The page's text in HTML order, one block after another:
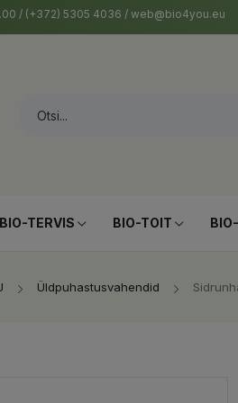
/ (+372) 5305 4036 / web@bio4you.eu
BIO-TERVIS BIO-TOIT
Üldpuhastusvahendid